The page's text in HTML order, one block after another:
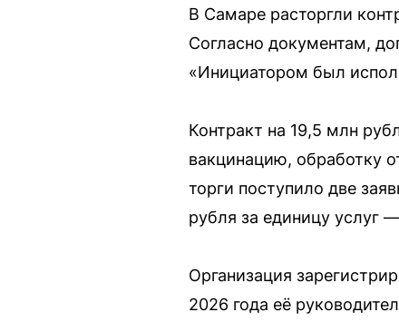
В Самаре расторгли
Согласно документам,
«Инициатором был
Контракт на 19,5 млн
вакцинацию, обработку
торги поступило две
рубля за единицу услуг
Организация
2026 года её